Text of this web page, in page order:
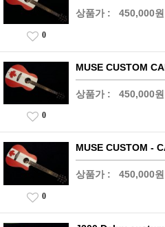
상품가 : 450,000원
0
MUSE CUSTOM
상품가 : 450,000원
0
MUSE CUSTOM -
상품가 : 450,000원
0